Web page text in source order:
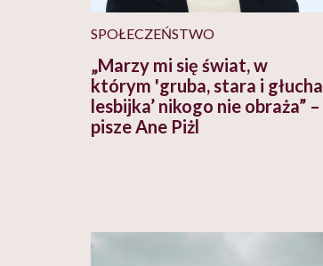
SPOŁECZEŃSTWO
„Marzy mi się świat, w
którym 'gruba, stara i głucha
lesbijka’ nikogo nie obraża” –
pisze Ane Piżl